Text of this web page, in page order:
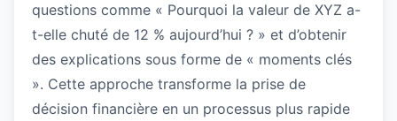
questions comme « Pourquoi la valeur de XYZ a-
t-elle chuté de 12 % aujourd’hui ? » et d’obtenir
des explications sous forme de « moments clés
». Cette approche transforme la prise de
décision financière en un processus plus rapide